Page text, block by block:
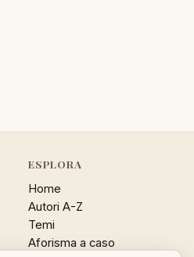
ESPLORA
Home
Autori A-Z
Temi
Aforisma a caso